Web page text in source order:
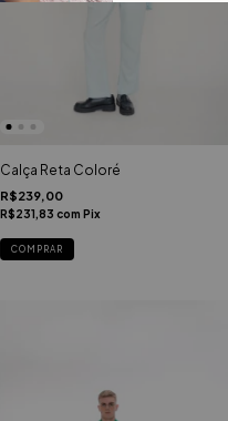
Calça Reta Coloré
R$239,00
R$231,83 com Pix
COMPRAR